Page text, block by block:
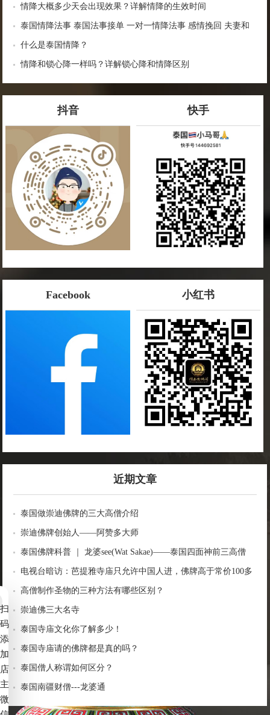
情和合 感情姻缘 夫妻助力 一心一意 家庭和睦
情降大概多少天会出现效果？详解情降的生效时间
泰国情降法事 泰国法事接单 一对一情降法事 感情挽回 夫妻和
合
什么是泰国情降？
情降和锁心降一样吗？详解锁心降和情降区别
抖音 快手
Facebook 小红书
近期文章
泰国做崇迪佛牌的三大高僧介绍
崇迪佛牌创始人——阿赞多大师
泰国佛牌科普 ｜ 龙婆see(Wat Sakae)——泰国四面神前三高僧
电视台暗访：芭提雅寺庙只允许中国人进，佛牌高于常价100多
倍！
高僧制作圣物的三种方法有哪些区别？
崇迪佛三大名寺
泰国寺庙文化你了解多少！
泰国寺庙请的佛牌都是真的吗？
泰国僧人称谓如何区分？
泰国南疆财僧---龙婆通
扫
码
添
加
店
主
微